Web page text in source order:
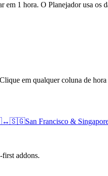
1 hora. O Planejador usa os
em qualquer coluna de
↔🇸🇬San Francisco &
addons.